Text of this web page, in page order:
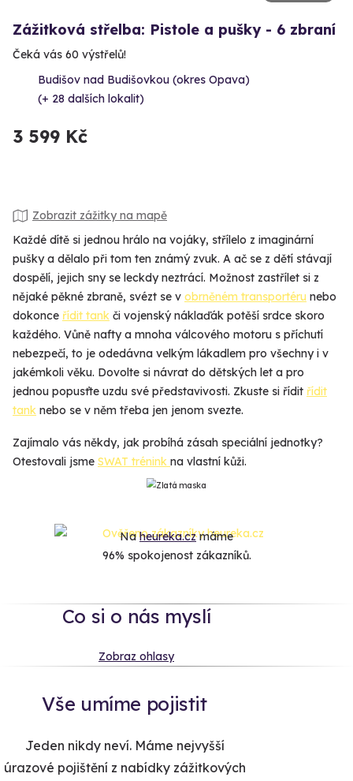
Zážitková střelba: Pistole a pušky - 6 zbraní
Čeká vás 60 výstřelů!
Budišov nad Budišovkou (okres Opava)
(+ 28 dalších lokalit)
3 599 Kč
Zobrazit zážitky na mapě
Každé dítě si jednou hrálo na vojáky, střílelo z imaginární
pušky a dělalo při tom ten známý zvuk. A ač se z dětí stávají
dospělí, jejich sny se leckdy neztrácí. Možnost zastřílet si z
nějaké pěkné zbraně, svézt se v obrněném transportéru nebo
dokonce řídit tank či vojenský náklaďák potěší srdce skoro
každého. Vůně nafty a mnoha válcového motoru s příchutí
nebezpečí, to je odedávna velkým lákadlem pro všechny i v
jakémkoli věku. Dovolte si návrat do dětských let a pro
jednou popusťte uzdu své představivosti. Zkuste si řídit řídit
tank nebo se v něm třeba jen jenom svezte.
Zajímalo vás někdy, jak probíhá zásah speciální jednotky?
Otestovali jsme SWAT trénink na vlastní kůži.
Naheureka.czmáme
96% spokojenost zákazníků.
Co si o nás myslí
Zobraz ohlasy
Vše umíme pojistit
Jeden nikdy neví. Máme nejvyšší
úrazové pojištění z nabídky zážitkových